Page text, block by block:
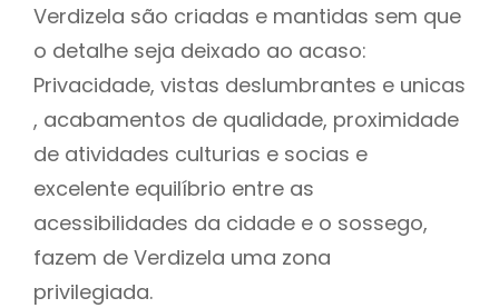
Verdizela são criadas e mantidas sem que
o detalhe seja deixado ao acaso:
Privacidade, vistas deslumbrantes e unicas
, acabamentos de qualidade, proximidade
de atividades culturias e socias e
excelente equilíbrio entre as
acessibilidades da cidade e o sossego,
fazem de Verdizela uma zona
privilegiada.